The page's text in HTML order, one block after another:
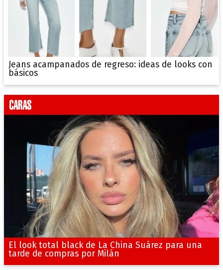
Jeans acampanados de regreso: ideas de looks con
básicos
El look total black de La China Suárez para una
tarde de compras por Milán